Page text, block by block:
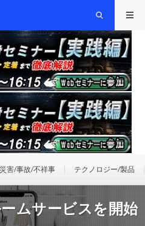
災害/事故/不祥事 テクノロジー/製品
ムサービスを開始